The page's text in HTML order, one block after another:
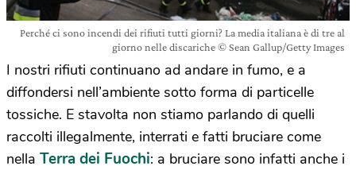
Perché ci sono incendi dei rifiuti tutti giorni? La media italiana è di tre al
giorno nelle discariche © Sean Gallup/Getty Images
I nostri rifiuti continuano ad andare in fumo, e a
diffondersi nell’ambiente sotto forma di particelle
tossiche. E stavolta non stiamo parlando di quelli
raccolti illegalmente, interrati e fatti bruciare come
nella Terra dei Fuochi: a bruciare sono infatti anche i